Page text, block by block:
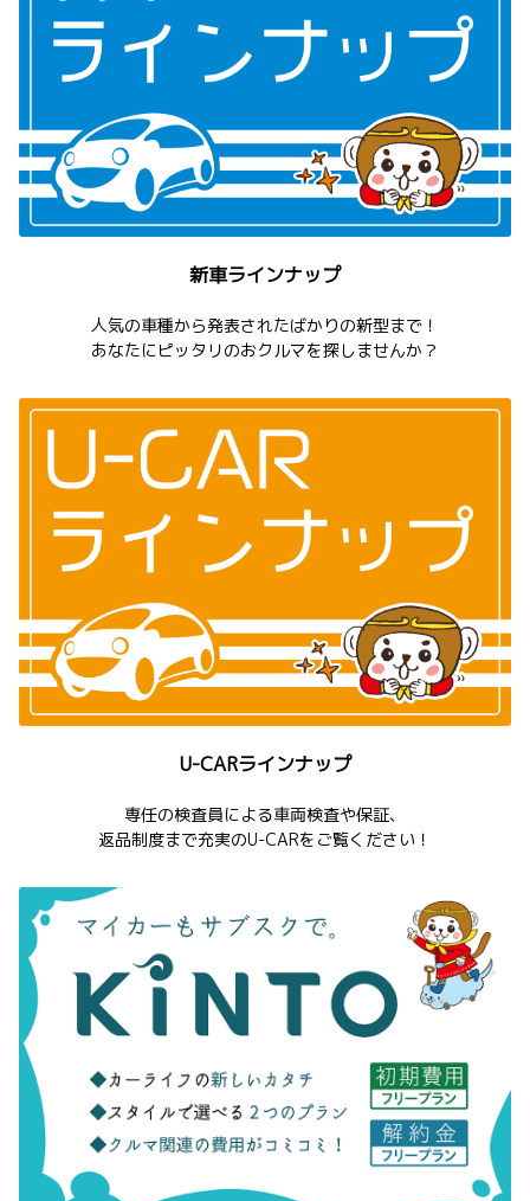
新車ラインナップ
人気の車種から発表されたばかりの新型まで！
あなたにピッタリのおクルマを探しませんか？
U-CARラインナップ
専任の検査員による車両検査や保証、
返品制度まで充実のU-CARをご覧ください！